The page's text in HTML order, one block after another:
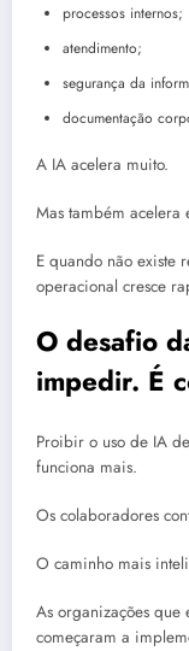
processos internos;
atendimento;
segurança da
documentação
A IA acelera muito.
Mas também acelera
E quando não existe
operacional cresce
O desafio
impedir. É
Proibir o uso de IA
funciona mais.
Os colaboradores
O caminho mais
As organizações que
começaram a